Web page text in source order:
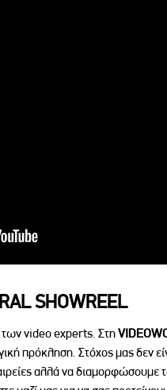
SHOWREEL
video experts. Στη
πρόκληση. Στόχος μας δεν
αλλά να διαμορφώσουμε